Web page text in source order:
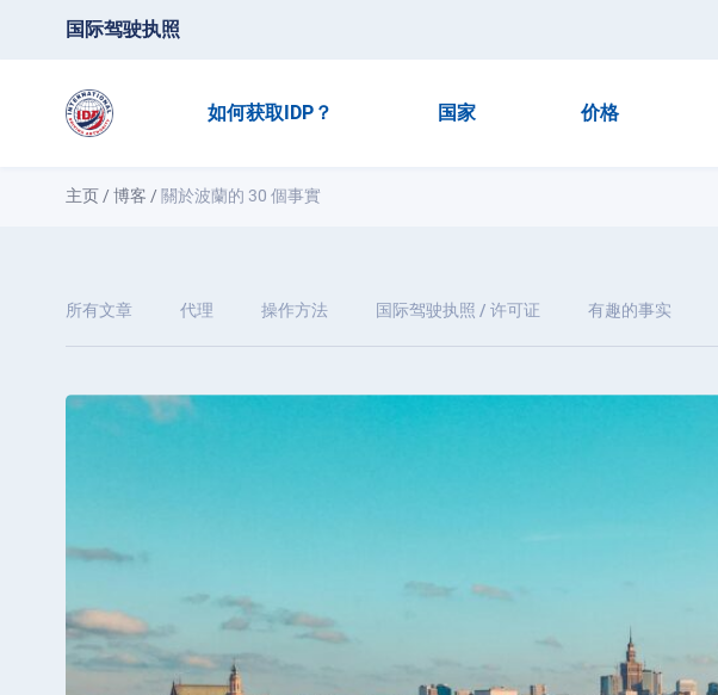
国际驾驶执照
如何获取IDP？ 国家 价格
主页 /博客 / 關於波蘭的 30 個事實
所有文章 代理 操作方法 国际驾驶执照 / 许可证 有趣的事实